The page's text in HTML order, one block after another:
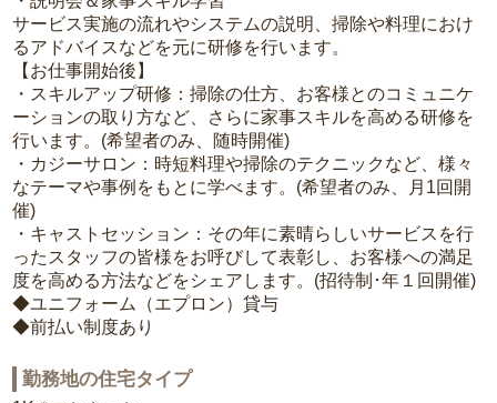
サービス実施の流れやシステムの説明、掃除や料理におけ
るアドバイスなどを元に研修を行います。
【お仕事開始後】
・スキルアップ研修：掃除の仕方、お客様とのコミュニケ
ーションの取り方など、さらに家事スキルを高める研修を
行います。(希望者のみ、随時開催)
・カジーサロン：時短料理や掃除のテクニックなど、様々
なテーマや事例をもとに学べます。(希望者のみ、月1回開
催)
・キャストセッション：その年に素晴らしいサービスを行
ったスタッフの皆様をお呼びして表彰し、お客様への満足
度を高める方法などをシェアします。(招待制･年１回開催)
◆ユニフォーム（エプロン）貸与
◆前払い制度あり
勤務地の住宅タイプ